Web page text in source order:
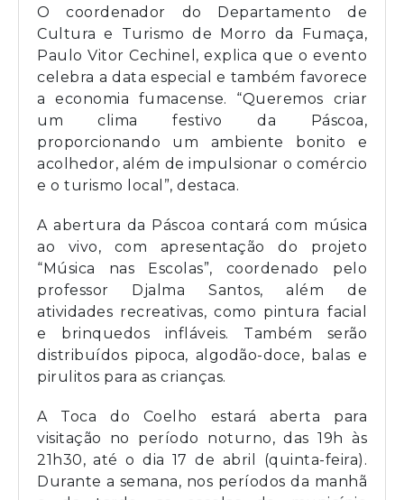
O coordenador do Departamento de
Cultura e Turismo de Morro da Fumaça,
Paulo Vitor Cechinel, explica que o evento
celebra a data especial e também favorece
a economia fumacense. “Queremos criar
um clima festivo da Páscoa,
proporcionando um ambiente bonito e
acolhedor, além de impulsionar o comércio
e o turismo local”, destaca.
A abertura da Páscoa contará com música
ao vivo, com apresentação do projeto
“Música nas Escolas”, coordenado pelo
professor Djalma Santos, além de
atividades recreativas, como pintura facial
e brinquedos infláveis. Também serão
distribuídos pipoca, algodão-doce, balas e
pirulitos para as crianças.
A Toca do Coelho estará aberta para
visitação no período noturno, das 19h às
21h30, até o dia 17 de abril (quinta-feira).
Durante a semana, nos períodos da manhã